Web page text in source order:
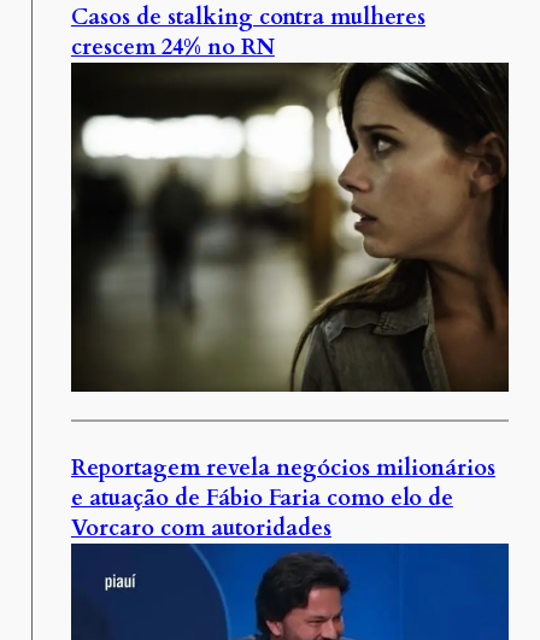
Casos de stalking contra mulheres
crescem 24% no RN
Reportagem revela negócios milionários
e atuação de Fábio Faria como elo de
Vorcaro com autoridades